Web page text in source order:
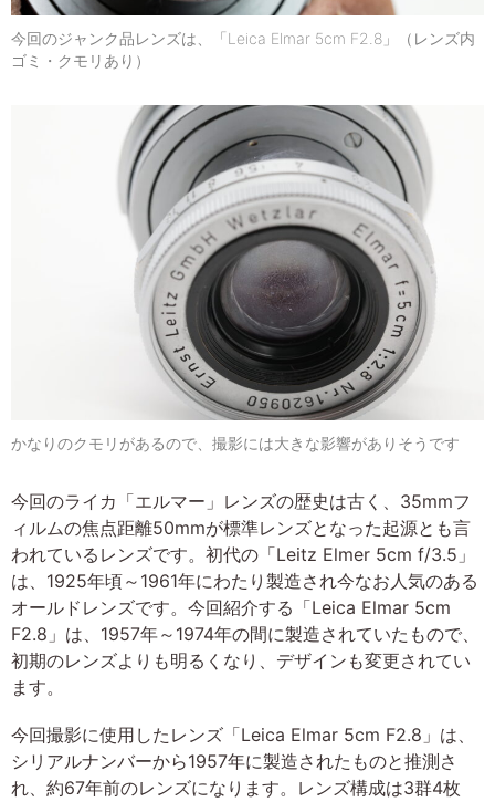
今回のジャンク品レンズは、「Leica Elmar 5cm F2.8」（レンズ内
ゴミ・クモリあり）
かなりのクモリがあるので、撮影には大きな影響がありそうです
今回のライカ「エルマー」レンズの歴史は古く、35mmフ
ィルムの焦点距離50mmが標準レンズとなった起源とも言
われているレンズです。初代の「Leitz Elmer 5cm f/3.5」
は、1925年頃～1961年にわたり製造され今なお人気のある
オールドレンズです。今回紹介する「Leica Elmar 5cm
F2.8」は、1957年～1974年の間に製造されていたもので、
初期のレンズよりも明るくなり、デザインも変更されてい
ます。
今回撮影に使用したレンズ「Leica Elmar 5cm F2.8」は、
シリアルナンバーから1957年に製造されたものと推測さ
れ、約67年前のレンズになります。レンズ構成は3群4枚